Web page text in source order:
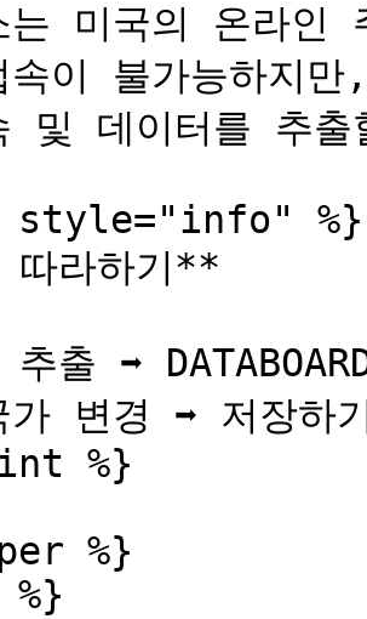
는 미국의 온라인
속이 불가능하지
및 데이터를 추
style="info" %}
라하기**
출 ➡️
가 변경 ➡️ 저장하
%}
%}